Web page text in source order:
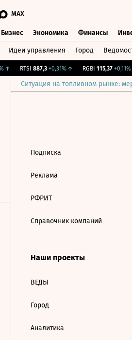
MAX
Бизнес Экономика Финансы
Идеи управления Город
↑ RTSI 887,3 +0,31%↑ RGBI 115,37 +0,11%
Ситуация на топливном рынке:
Подписка
Реклама
РФРИТ
Справочник компаний
Наши проекты
ВЕДЫ
Город
Аналитика